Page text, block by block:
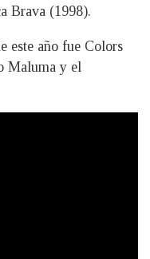
Brava (1998).
este año fue Colors
Maluma y el